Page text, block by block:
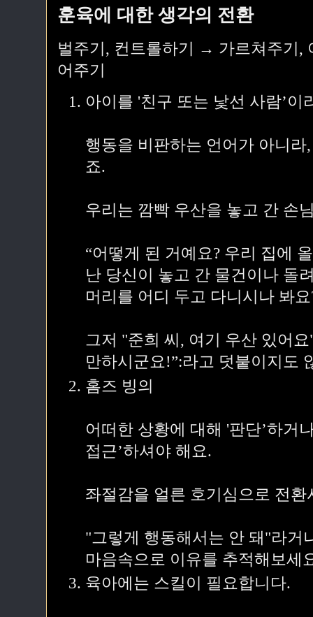
훈육에 대한 생각의 전환
벌주기, 컨트롤하기 → 가르쳐주기,
어주기
아이를 '친구 또는 낯선 사람’이
행동을 비판하는 언어가 아니
죠.
우리는 깜빡 우산을 놓고 간 손
“어떻게 된 거예요? 우리 집에
난 당신이 놓고 간 물건이나 돌
머리를 어디 두고 다니시나 봐요
그저 "준희 씨, 여기 우산 있어
만하시군요!”:라고 덧붙이지도
홈즈 빙의
어떠한 상황에 대해 '판단’하거
접근’하셔야 해요.
좌절감을 얼른 호기심으로 전환
"그렇게 행동해서는 안 돼"라거
마음속으로 이유를 추적해보세
육아에는 스킬이 필요합니다.